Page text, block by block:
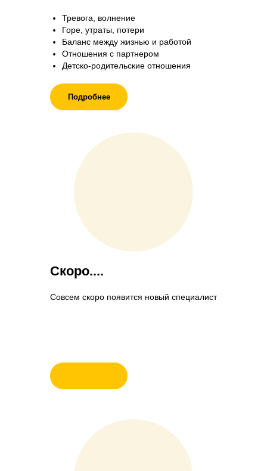
Тревога, волнение
Горе, утраты, потери
Баланс между жизнью и работой
Отношения с партнером
Детско-родительские отношения
Подробнее
Скоро....
Совсем скоро появится новый специалист